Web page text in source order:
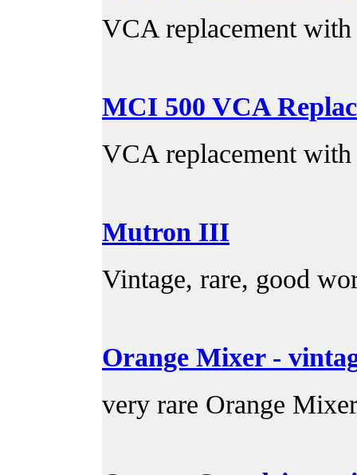
VCA replacement
MCI 500 VCA
VCA replacement
Mutron III
Vintage, rare, good
Orange Mixer -
very rare Orange Mixer